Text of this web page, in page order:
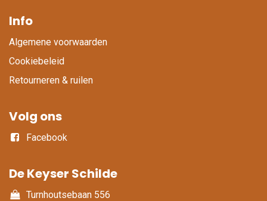
Info
Algemene voorwaarden
Cookiebeleid
Retourneren & ruilen
Volg ons
Facebook
De Keyser Schilde
Turnhoutsebaan 556